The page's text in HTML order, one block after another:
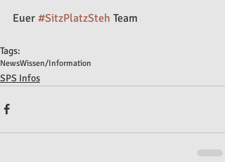
Euer #SitzPlatzSteh Team
Tags:
NewsWissen/Information
SPS Infos